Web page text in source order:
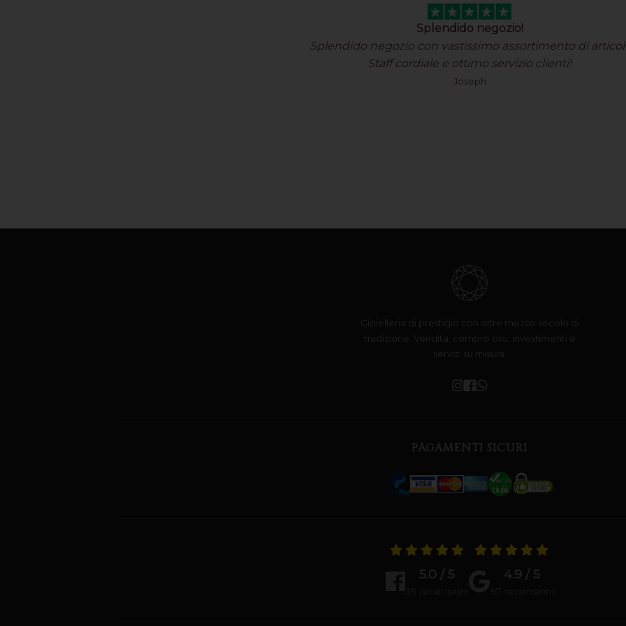
Splendido negozio!
Splendido negozio con vastissimo assortimento di
Staff cordiale e ottimo servizio clienti!
Joseph
Gioielleria di prestigio con oltre mezzo secolo di
tradizione. Vendita, compro oro, investimenti e
servizi su misura.
PAGAMENTI SICURI
5.0 / 5 4.9 / 5